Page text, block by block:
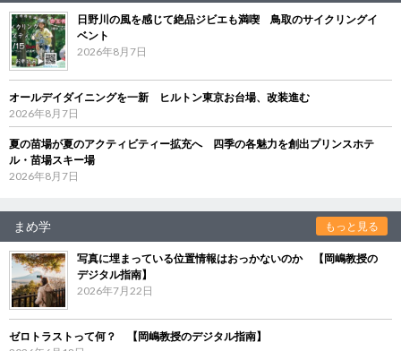
日野川の風を感じて絶品ジビエも満喫 鳥取のサイクリングイ
ベント
2026年8月7日
オールデイダイニングを一新 ヒルトン東京お台場、改装進む
2026年8月7日
夏の苗場が夏のアクティビティー拡充へ 四季の各魅力を創出プリンスホテ
ル・苗場スキー場
2026年8月7日
まめ学 もっと見る
写真に埋まっている位置情報はおっかないのか 【岡嶋教授の
デジタル指南】
2026年7月22日
ゼロトラストって何？ 【岡嶋教授のデジタル指南】